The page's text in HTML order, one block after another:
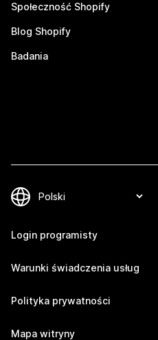
Społeczność Shopify
Blog Shopify
Badania
Login programisty
Warunki świadczenia usług
Polityka prywatności
Mapa witryny